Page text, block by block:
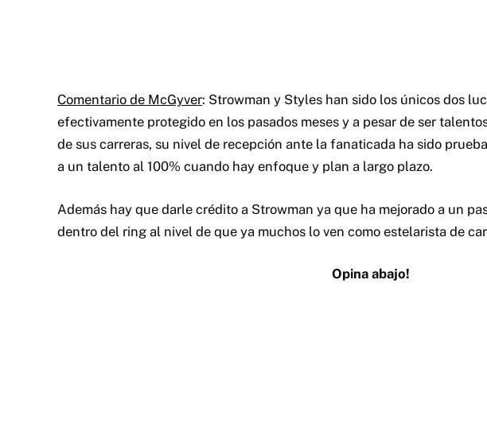
Comentario de McGyver: Strowman y Styles han sido los únicos dos
efectivamente protegido en los pasados meses y a pesar de ser
de sus carreras, su nivel de recepción ante la fanaticada ha sido
a un talento al 100% cuando hay enfoque y plan a largo plazo.
Además hay que darle crédito a Strowman ya que ha mejorado a un
dentro del ring al nivel de que ya muchos lo ven como estelarista de
Opina abajo!